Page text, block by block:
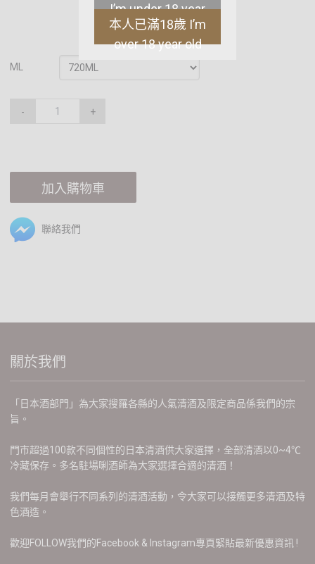
ML
- +
加入購物車
聯絡我們
關於我們
「日本酒部門」為大家搜羅各縣的人氣清酒及限定商品係我們的宗
旨。
門市超過100款不同個性的日本清酒供大家選擇，全部清酒以0~4℃
冷藏保存。多名駐場唎酒師為大家選擇合適的清酒！
我們每月會舉行不同系列的清酒活動，令大家可以接觸更多清酒及特
色酒造。
歡迎FOLLOW我們的Facebook & Instagram專頁緊貼最新優惠資訊 !
I’m under 18 year
old
本人已滿18歲 I’m
over 18 year old